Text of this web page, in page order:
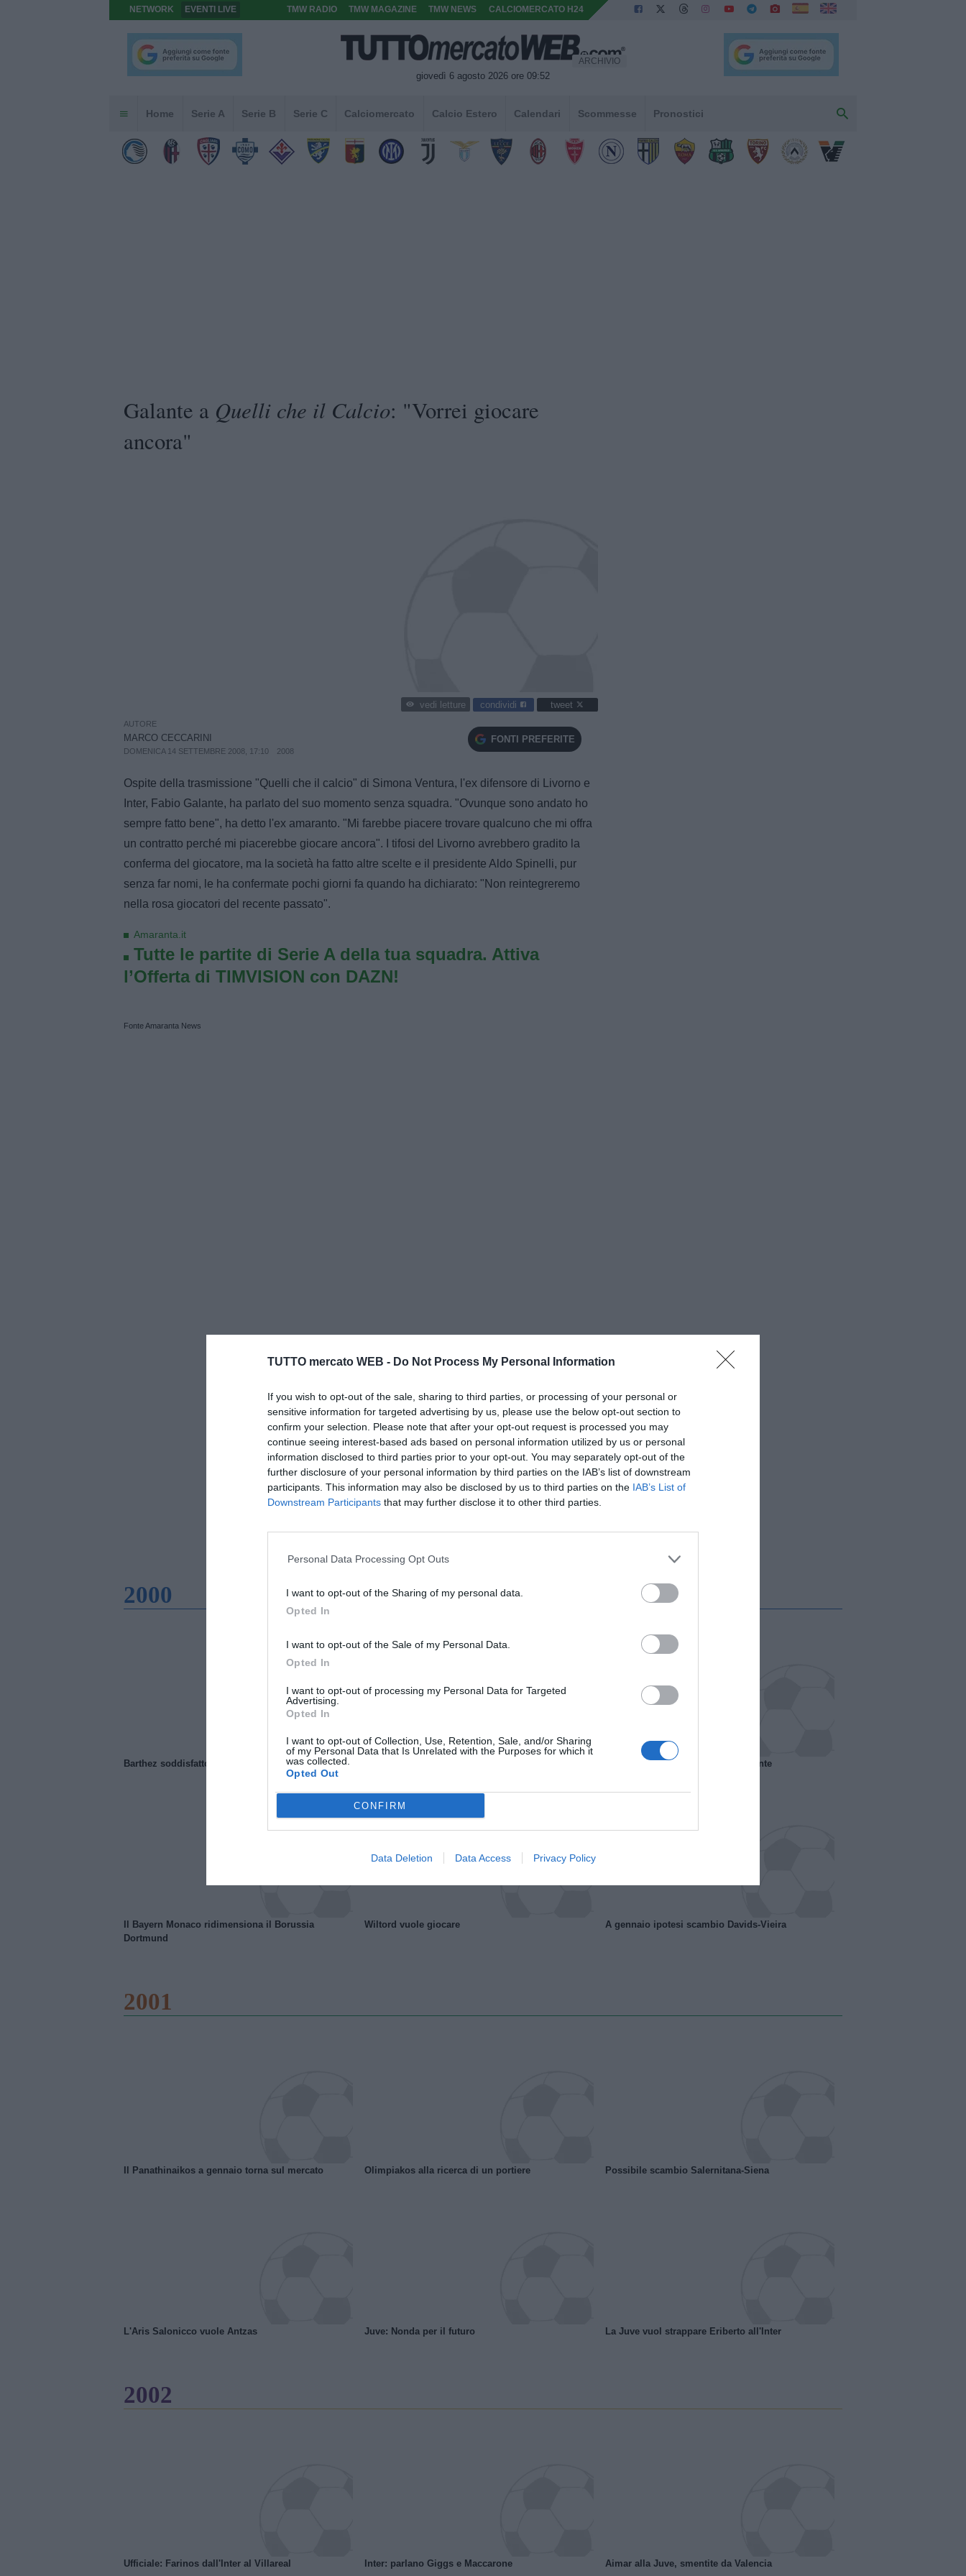
TUTTO mercato WEB - Do Not Process My Personal Information
If you wish to opt-out of the sale, sharing to third parties, or processing of your personal or
sensitive information for targeted advertising by us, please use the below opt-out section to
confirm your selection. Please note that after your opt-out request is processed you may
continue seeing interest-based ads based on personal information utilized by us or personal
information disclosed to third parties prior to your opt-out. You may separately opt-out of the
further disclosure of your personal information by third parties on the IAB’s list of downstream
participants. This information may also be disclosed by us to third parties on the IAB’s List of
Downstream Participants that may further disclose it to other third parties.
Personal Data Processing Opt Outs
I want to opt-out of the Sharing of my personal data.
Opted In
I want to opt-out of the Sale of my Personal Data.
Opted In
I want to opt-out of processing my Personal Data for Targeted
Advertising.
Opted In
I want to opt-out of Collection, Use, Retention, Sale, and/or Sharing
of my Personal Data that Is Unrelated with the Purposes for which it
was collected.
Opted Out
CONFIRM
Data Deletion Data Access Privacy Policy
NETWORK EVENTI LIVE TMW RADIO TMW MAGAZINE TMW NEWS CALCIOMERCATO H24
giovedì 6 agosto 2026 ore 09:52
ARCHIVIO
Home Serie A Serie B Serie C Calciomercato Calcio Estero Calendari Scommesse Pronostici
Galante a Quelli che il Calcio: "Vorrei giocare
ancora"
vedi letture condividi tweet
AUTORE
MARCO CECCARINI
DOMENICA 14 SETTEMBRE 2008, 17:10 2008
FONTI PREFERITE
Ospite della trasmissione "Quelli che il calcio" di Simona Ventura, l'ex difensore di Livorno e
Inter, Fabio Galante, ha parlato del suo momento senza squadra. "Ovunque sono andato ho
sempre fatto bene", ha detto l'ex amaranto. "Mi farebbe piacere trovare qualcuno che mi offra
un contratto perché mi piacerebbe giocare ancora". I tifosi del Livorno avrebbero gradito la
conferma del giocatore, ma la società ha fatto altre scelte e il presidente Aldo Spinelli, pur
senza far nomi, le ha confermate pochi giorni fa quando ha dichiarato: "Non reintegreremo
nella rosa giocatori del recente passato".
Amaranta.it
Tutte le partite di Serie A della tua squadra. Attiva
l’Offerta di TIMVISION con DAZN!
Fonte Amaranta News
2000
Barthez soddisfatto del Manchester United Francia, il Marsiglia senza presidente
Il Bayern Monaco ridimensiona il Borussia
Dortmund
Wiltord vuole giocare A gennaio ipotesi scambio Davids-Vieira
2001
Il Panathinaikos a gennaio torna sul mercato Olimpiakos alla ricerca di un portiere Possibile scambio Salernitana-Siena
L'Aris Salonicco vuole Antzas Juve: Nonda per il futuro La Juve vuol strappare Eriberto all'Inter
2002
Ufficiale: Farinos dall'Inter al Villareal Inter: parlano Giggs e Maccarone Aimar alla Juve, smentite da Valencia